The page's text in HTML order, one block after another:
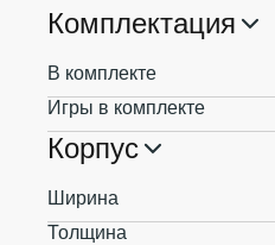
Комплектация
В комплекте
Игры в комплекте
Корпус
Ширина
Толщина